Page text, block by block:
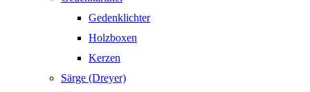
Gedenklichter
Holzboxen
Kerzen
Särge (Dreyer)